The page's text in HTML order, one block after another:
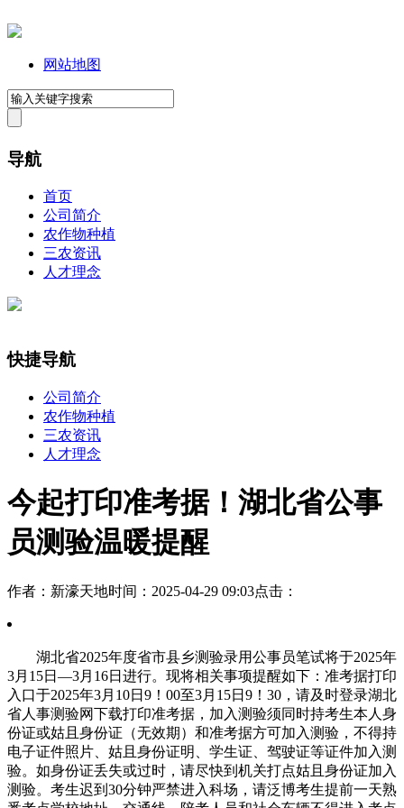
网站地图
导航
首页
公司简介
农作物种植
三农资讯
人才理念
快捷导航
公司简介
农作物种植
三农资讯
人才理念
今起打印准考据！湖北省公事
员测验温暖提醒
作者：新濠天地时间：2025-04-29 09:03点击：
湖北省2025年度省市县乡测验录用公事员笔试将于2025年
3月15日—3月16日进行。现将相关事项提醒如下：准考据打印
入口于2025年3月10日9！00至3月15日9！30，请及时登录湖北
省人事测验网下载打印准考据，加入测验须同时持考生本人身
份证或姑且身份证（无效期）和准考据方可加入测验，不得持
电子证件照片、姑且身份证明、学生证、驾驶证等证件加入测
验。如身份证丢失或过时，请尽快到机关打点姑且身份证加入
测验。考生迟到30分钟严禁进入科场，请泛博考生提前一天熟